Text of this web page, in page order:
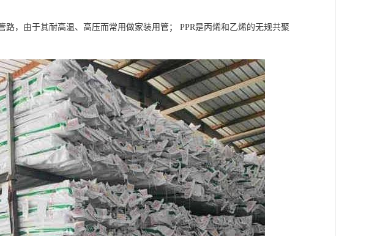
，由于其耐高温、高压而常用做家装用管； PPR是丙烯和乙烯的无规共聚